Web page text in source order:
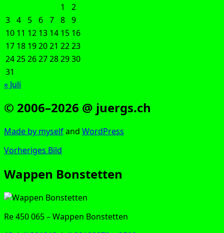
1
2
3 4 5 6 7 8 9
10 11 12 13 14 15 16
17 18 192021 2223
24252627282930
31
« Juli
© 2006–2026 @ juergs.ch
Made by mys­elfand Word­Press
Vorheriges Bild
Wappen Bonstetten
Re 450 065 – Wap­pen Bonstetten